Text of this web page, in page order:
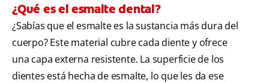
¿Qué es el esmalte dental?
¿Sabías que el esmalte es la sustancia más dura del
cuerpo? Este material cubre cada diente y ofrece
una capa externa resistente. La superficie de los
dientes está hecha de esmalte, lo que les da ese